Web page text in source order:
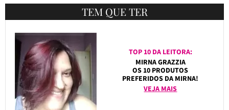
TEM QUE TER
TOP 10 DA LEITORA:
MIRNA GRAZZIA
OS 10 PRODUTOS
PREFERIDOS DA MIRNA!
VEJA MAIS